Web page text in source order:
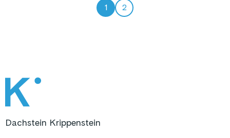
1 2
Dachstein Krippenstein